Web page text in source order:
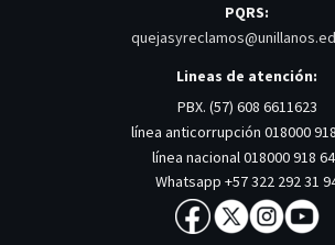
PQRS:
Lineas de atención:
PBX. (57) 608 6611623
línea anticorrupción 018000
línea nacional 018000 918
Whatsapp +57 322 292 31